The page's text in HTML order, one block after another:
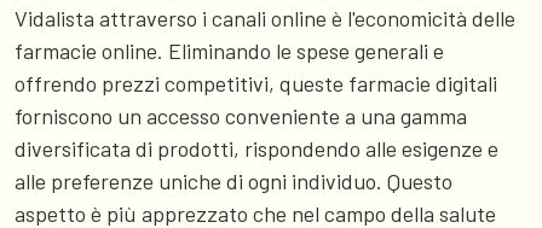
Vidalista attraverso i canali online è l'economicità delle
farmacie online. Eliminando le spese generali e
offrendo prezzi competitivi, queste farmacie digitali
forniscono un accesso conveniente a una gamma
diversificata di prodotti, rispondendo alle esigenze e
alle preferenze uniche di ogni individuo. Questo
aspetto è più apprezzato che nel campo della salute